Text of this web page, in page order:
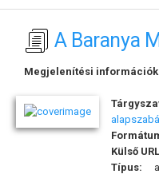
A Baranya
Megjelenítési
Külső
Típus: